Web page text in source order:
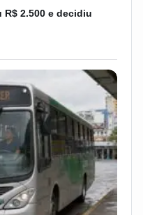
2.500 e decidiu